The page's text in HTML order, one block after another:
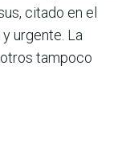
citado en el
urgente. La
tampoco